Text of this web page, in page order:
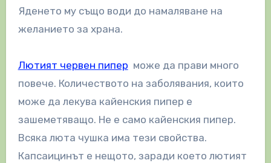
Яденето му също води до намаляване на
желанието за храна.
Лютият червен пипер може да прави много
повече. Количеството на заболявания, които
може да лекува кайенския пипер е
зашеметяващо. Не е само кайенския пипер.
Всяка люта чушка има тези свойства.
Капсаицинът е нещото, заради което лютият